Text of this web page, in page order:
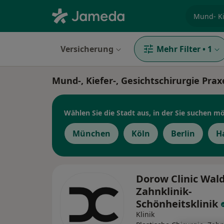
Versicherung Mehr Filter • 1
Mund-, Kiefer-, Gesichtschirurgie
Wählen Sie die Stadt aus, in der Sie suchen
München Köln Berlin
Dorow Clinic
Zahnklinik-
Schönheitsklinik
Klinik